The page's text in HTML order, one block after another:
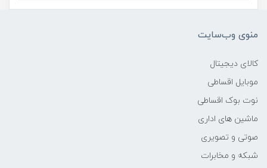
منوی وب‌سایت
کالای دیجیتال
موبایل اقساطی
نوت بوک اقساطی
ماشین های اداری
صوتی و تصویری
شبکه و مخابرات